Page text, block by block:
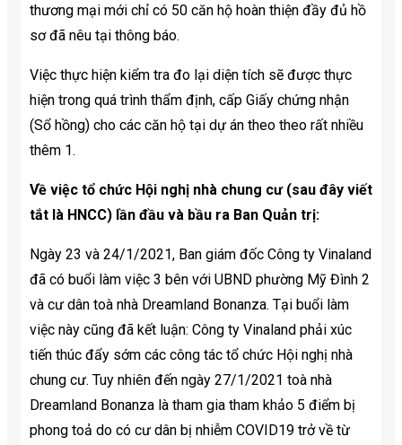
thương mại mới chỉ có 50 căn hộ hoàn thiện đầy đủ hồ
sơ đã nêu tại thông báo.
Việc thực hiện kiểm tra đo lại diện tích sẽ được thực
hiện trong quá trình thẩm định, cấp Giấy chứng nhận
(Sổ hồng) cho các căn hộ tại dự án theo theo rất nhiều
thêm 1.
Về việc tổ chức Hội nghị nhà chung cư (sau đây viết
tắt là HNCC) lần đầu và bầu ra Ban Quản trị:
Ngày 23 và 24/1/2021, Ban giám đốc Công ty Vinaland
đã có buổi làm việc 3 bên với UBND phường Mỹ Đình 2
và cư dân toà nhà Dreamland Bonanza. Tại buổi làm
việc này cũng đã kết luận: Công ty Vinaland phải xúc
tiến thúc đẩy sớm các công tác tổ chức Hội nghị nhà
chung cư. Tuy nhiên đến ngày 27/1/2021 toà nhà
Dreamland Bonanza là tham gia tham khảo 5 điểm bị
phong toả do có cư dân bị nhiễm COVID19 trở về từ